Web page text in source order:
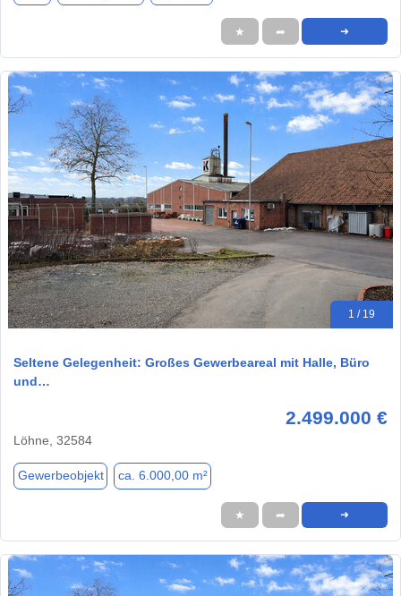
★ ➦ ➜
1 / 19
Seltene Gelegenheit: Großes Gewerbeareal mit Halle, Büro
und…
2.499.000 €
Löhne, 32584
Gewerbeobjekt ca. 6.000,00 m²
★ ➦ ➜